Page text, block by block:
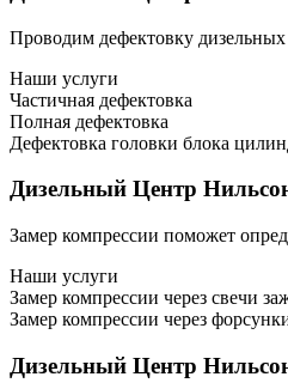
Проводим дефектовку
Наши услуги
Частичная дефектовка
Полная дефектовка
Дефектовка головки блока
Дизельный Центр
Замер компрессии поможет
Наши услуги
Замер компрессии через свечи
Замер компрессии через
Дизельный Центр